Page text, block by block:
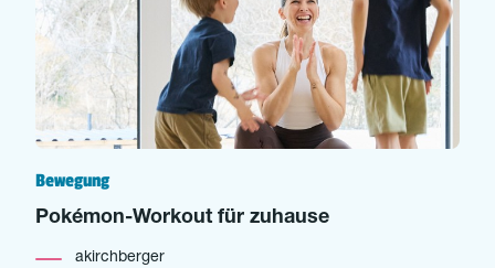
Bewegung
Pokémon-Workout für zuhause
akirchberger